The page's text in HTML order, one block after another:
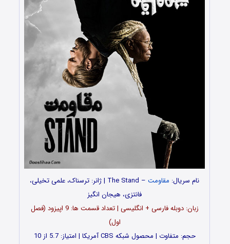
نام سریال: مقاومت
– The Stand | ژانر: ترسناک، علمی تخیلی،
فانتزی، هیجان انگیز
زبان: دوبله فارسی + انگلیسی | تعداد قسمت ها: 9 اپیزود (فصل
اول)
حجم: متفاوت | محصول شبکه CBS آمریکا | امتیاز: 5.7 از 10